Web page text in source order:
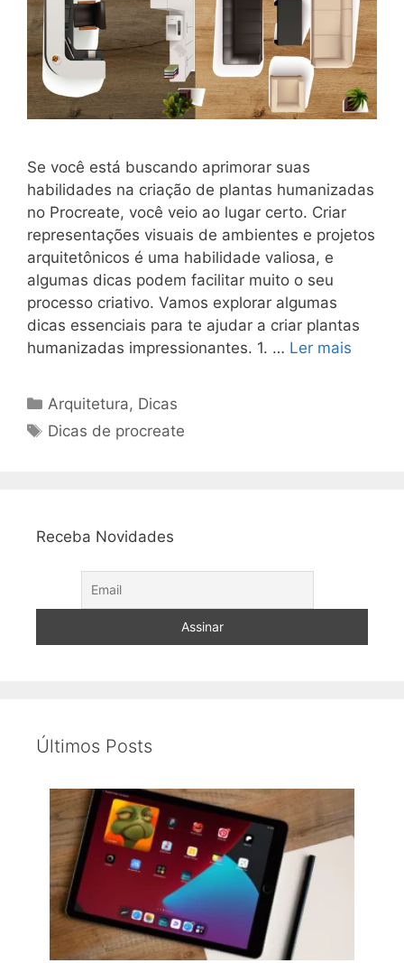
Se você está buscando aprimorar suas
habilidades na criação de plantas humanizadas
no Procreate, você veio ao lugar certo. Criar
representações visuais de ambientes e projetos
arquitetônicos é uma habilidade valiosa, e
algumas dicas podem facilitar muito o seu
processo criativo. Vamos explorar algumas
dicas essenciais para te ajudar a criar plantas
humanizadas impressionantes. 1. … Ler mais
Categorias
Arquitetura, Dicas
Tags
Dicas de procreate
Receba Novidades
Últimos Posts